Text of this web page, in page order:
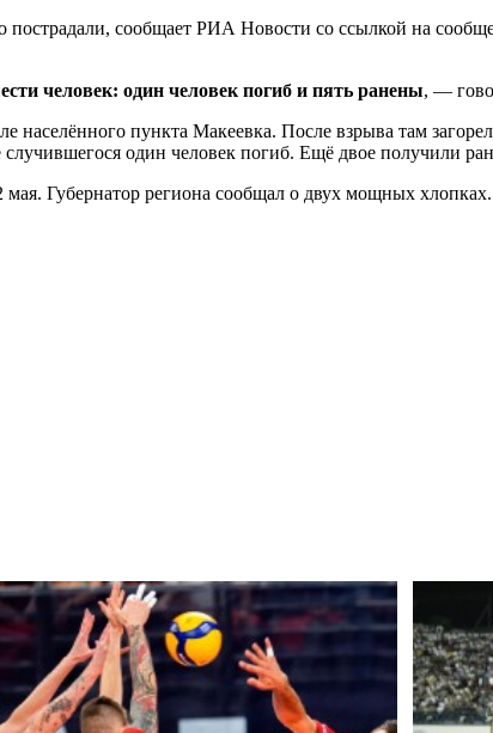
сообщает РИА Новости со ссылкой на
человек: один человек погиб и пять ранены, —
населённого пункта Макеевка. После взрыва там
один человек погиб. Ещё двое получили
мая. Губернатор региона сообщал о двух мощных